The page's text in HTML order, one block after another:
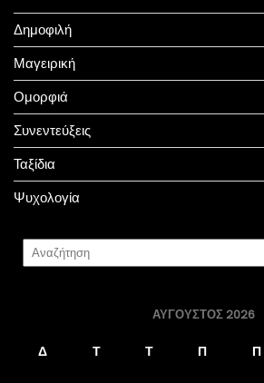
Δημοφιλή
Μαγειρική
Ομορφιά
Συνεντεύξεις
Ταξίδια
Ψυχολογία
ΑΎΓΟΥΣΤΟΣ 2026
Δ Τ Τ Π Π